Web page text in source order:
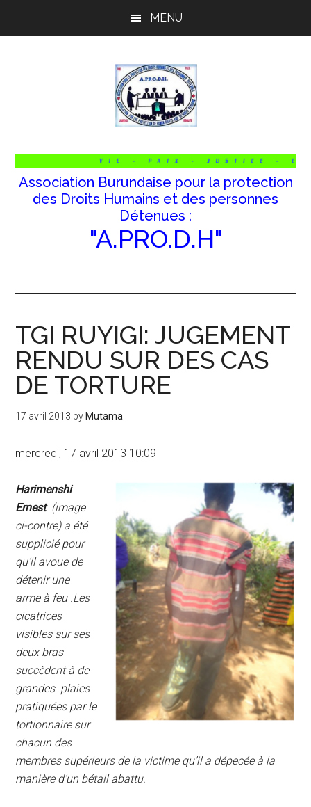
MENU
Association Burundaise pour la protection
des Droits Humains et des personnes
Détenues :
"A.PRO.D.H"
TGI RUYIGI: JUGEMENT
RENDU SUR DES CAS
DE TORTURE
17 avril 2013 by Mutama
mercredi, 17 avril 2013 10:09
Harimenshi
Ernest (image
ci-contre) a été
supplicié pour
qu’il avoue de
détenir une
arme à feu .Les
cicatrices
visibles sur ses
deux bras
succèdent à de
grandes plaies
pratiquées par le
tortionnaire sur
chacun des
membres supérieurs de la victime qu’il a dépecée à la
manière d’un bétail abattu.